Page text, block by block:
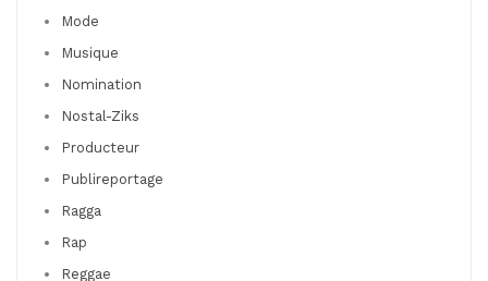
Mode
Musique
Nomination
Nostal-Ziks
Producteur
Publireportage
Ragga
Rap
Reggae